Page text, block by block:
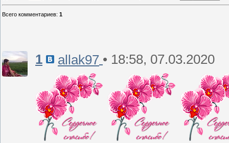
Всего комментариев: 1
1 allak97 • 18:58, 07.03.2020